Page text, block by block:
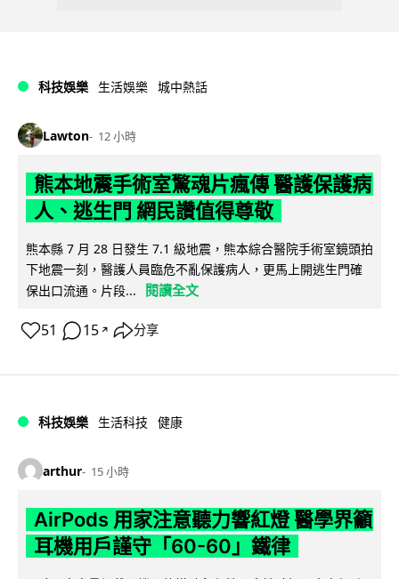
科技娛樂 生活娛樂 城中熱話
Lawton 12 小時
熊本地震手術室驚魂片瘋傳 醫護保護病
人、逃生門 網民讚值得尊敬
熊本縣 7 月 28 日發生 7.1 級地震，熊本綜合醫院手術室鏡頭拍
下地震一刻，醫護人員臨危不亂保護病人，更馬上開逃生門確
保出口流通。片段...
閱讀全文
51 15 ↗ 分享
科技娛樂 生活科技 健康
arthur 15 小時
AirPods 用家注意聽力響紅燈 醫學界籲
耳機用戶謹守「60-60」鐵律